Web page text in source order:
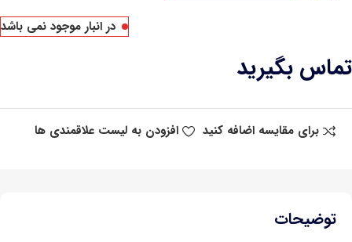
در انبار موجود نمی باشد
تماس بگیرید
برای مقایسه اضافه کنید افزودن به لیست علاقمندی ها
توضیحات